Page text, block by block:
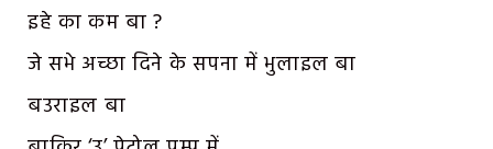
इहे का कम बा ?
जे सभे अच्छा दिने के सपना में भुलाइल बा
बउराइल बा